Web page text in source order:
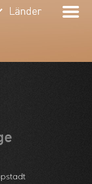
Länder
Länder